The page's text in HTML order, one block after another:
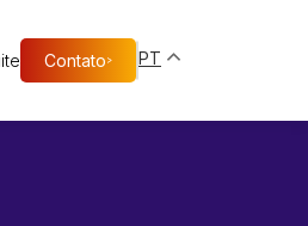
Contato > PT